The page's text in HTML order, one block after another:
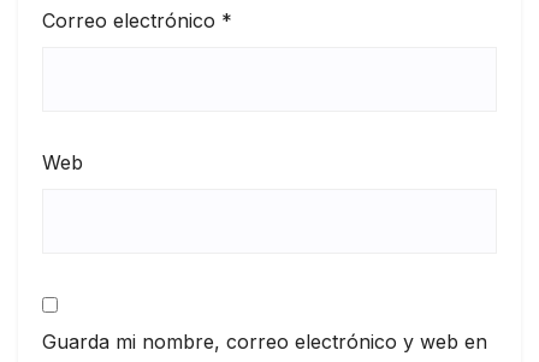
Correo electrónico *
Web
Guarda mi nombre, correo electrónico y web en